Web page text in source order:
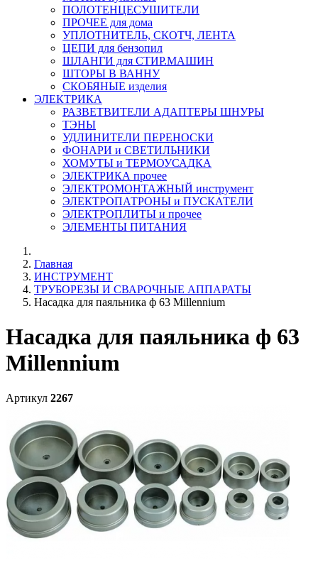
ПОЛОТЕНЦЕСУШИТЕЛИ
ПРОЧЕЕ для дома
УПЛОТНИТЕЛЬ, СКОТЧ, ЛЕНТА
ЦЕПИ для бензопил
ШЛАНГИ для СТИР.МАШИН
ШТОРЫ В ВАННУ
СКОБЯНЫЕ изделия
ЭЛЕКТРИКА
РАЗВЕТВИТЕЛИ АДАПТЕРЫ ШНУРЫ
ТЭНЫ
УДЛИНИТЕЛИ ПЕРЕНОСКИ
ФОНАРИ и СВЕТИЛЬНИКИ
ХОМУТЫ и ТЕРМОУСАДКА
ЭЛЕКТРИКА прочее
ЭЛЕКТРОМОНТАЖНЫЙ инструмент
ЭЛЕКТРОПАТРОНЫ и ПУСКАТЕЛИ
ЭЛЕКТРОПЛИТЫ и прочее
ЭЛЕМЕНТЫ ПИТАНИЯ
Главная
ИНСТРУМЕНТ
ТРУБОРЕЗЫ И СВАРОЧНЫЕ АППАРАТЫ
Насадка для паяльника ф 63 Millennium
Насадка для паяльника ф 63
Millennium
Артикул 2267